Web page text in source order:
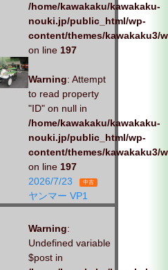
/home/kawakaku/kawakaku-
nouki.jp/public_html/wp-
content/themes/kawakaku3/
on line 197
Warning: Attempt
to read property
"ID" on null in
/home/kawakaku/kawakaku-
nouki.jp/public_html/wp-
content/themes/kawakaku3/
on line 197
2026/7/23
中古
ヤンマー VP1
Warning:
Undefined variable
$post in